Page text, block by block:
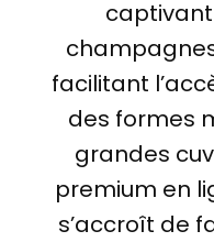
facilitant
des formes
grandes
premium en
s’accroît de